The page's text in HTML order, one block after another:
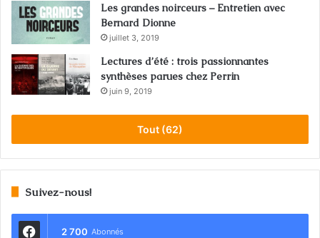
Les grandes noirceurs – Entretien avec
Bernard Dionne
juillet 3, 2019
Lectures d’été : trois passionnantes
synthèses parues chez Perrin
juin 9, 2019
Tout (62)
Suivez-nous!
2 700 Abonnés